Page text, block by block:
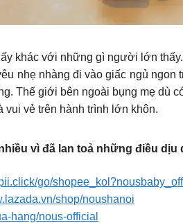
khác với những gì người lớn
nhẹ nhàng đi vào giấc ngủ
Thế giới bên ngoài bụng mẹ dù
vui vẻ trên hành trình lớn khôn.
vì đã lan toả những điều dịu
go/
shop/noushanoi
hang/nous-official